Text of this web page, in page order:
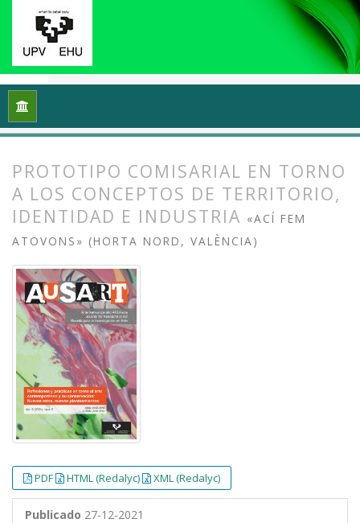
Inicio
PROTOTIPO COMISARIAL EN TORNO
A LOS CONCEPTOS DE TERRITORIO,
IDENTIDAD E INDUSTRIA «ACÍ FEM
ATOVONS» (HORTA NORD, VALÈNCIA)
PDF HTML (Redalyc) XML (Redalyc)
Publicado 27-12-2021